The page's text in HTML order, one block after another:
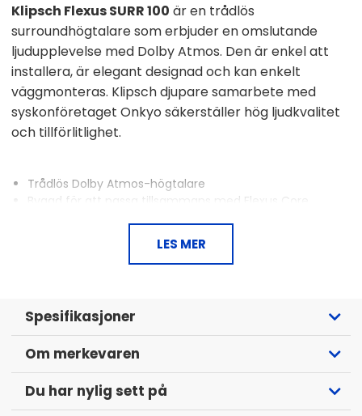
Klipsch Flexus SURR 100 är en trådlös
surroundhögtalare som erbjuder en omslutande
ljudupplevelse med Dolby Atmos. Den är enkel att
installera, är elegant designad och kan enkelt
väggmonteras. Klipsch djupare samarbete med
syskonföretaget Onkyo säkerställer hög ljudkvalitet
och tillförlitlighet.
Trådlös Dolby Atmos-högtalare
Byggd för att passa tillsammans med Flexus Core
Enkel att parkoppla - ett knapptryck är allt som krävs
Kan monteras på vägg via 1/4" gänga
LES MER
Spesifikasjoner
Om merkevaren
Du har nylig sett på